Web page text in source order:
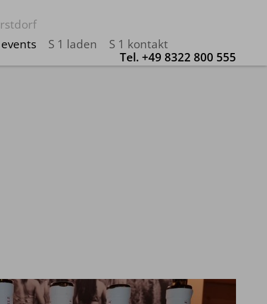
events S 1 laden
S 1 kontakt
Tel. +49 8322 800 555